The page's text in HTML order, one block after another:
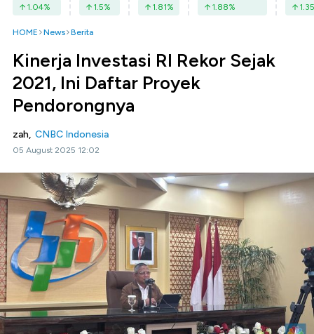
1.04% 1.5% 1.81% 1.88% 1.35
HOME News Berita
Kinerja Investasi RI Rekor Sejak
2021, Ini Daftar Proyek
Pendorongnya
zah, CNBC Indonesia
05 August 2025 12:02